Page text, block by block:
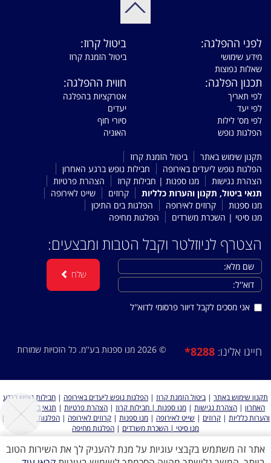
לפני ההפלגה:
מידע שימושי
שאלות נפוצות
ביטול קרוז:
ביטול הזמנת קרוז
תכנון הפלגה:
לפי תאריך
לפי יעד
לפי מס' לילות
הפלגות נופש
חווית ההפלגה:
אטרקציות בהפלגה
יעדים
סיורי חוף
האוניה
תקנון שימוש באתר
ביטול הזמנת קרוז
הפלגות נופש ליעדים באירופה
חבילות נופש ברגע האחרון
הצהרת נגישות
מנו ספנות | חבילות קרוז
הצהרת פרטיות
תנאי ביטול, תקנון והערות כלליות
קרוזים
שייט לאירופה
מנו ספנות
קרוזים לאירופה
הפלגות בים התיכון
מנו סיטי | השכרת משרדים
הפלגות מחיפה
הצטרף לניוזלטר וקבל הטבות ומבצעים:
אני מסכים לקבל דיוור פרסומי לדוא''ל
שלח
חייגו אלינו: *8288 © 2026 מנו ספנות בע''מ. כל הזכויות שמורות
תקנון שימוש באתר | ביטול הזמנת קרוז | הפלגות נופש ליעדים באירופה | חבילות נופש ברגע
האחרון | הצהרת נגישות | מנו ספנות | חבילות קרוז | הצהרת פרטיות | תנאי ביטול, תקנון
והערות כלליות | קרוזים | שייט לאירופה | מנו ספנות | קרוזים לאירופה | הפלגות בים התיכון
|
מנו סיטי | השכרת משרדים | הפלגות מחיפה
אתר זה משתמש בקבצי עוגיות על מנת להעניק לך את השירות הטוב